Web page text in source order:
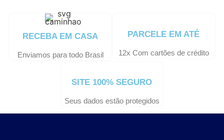
RECEBA EM CASA
Enviamos para todo Brasil
PARCELE EM ATÉ
12x Com cartões de crédito
SITE 100% SEGURO
Seus dados estão protegidos